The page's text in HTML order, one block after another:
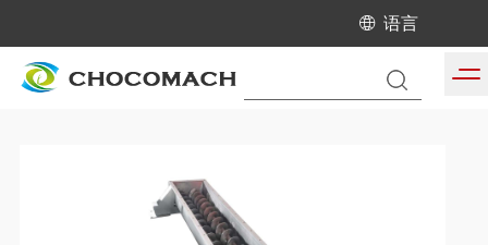
语言
当前位置: 首页/ 产品中心 液压榨油机配套设备